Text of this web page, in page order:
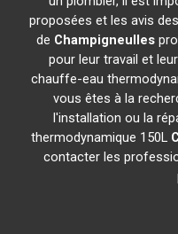
proposées et les avis
de Champigneulles
pour leur travail et
chauffe-eau
vous êtes à la
l'installation ou la
thermodynamique 150L
contacter les